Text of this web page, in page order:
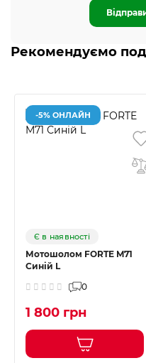
Рекомендуємо
-5% ОНЛАЙН
Є в наявності
Мотошолом FORTE M71
Синій L
0
1 800 грн